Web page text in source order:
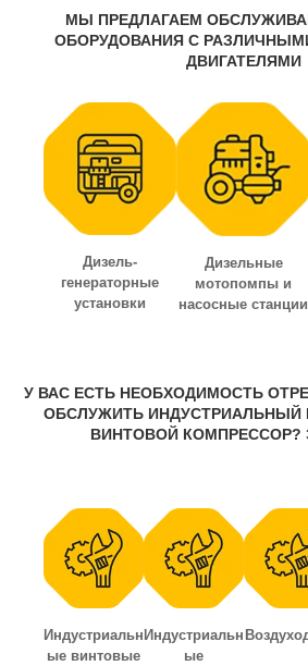
МЫ ПРЕДЛАГАЕМ
ОБОРУДОВАНИЯ С
ДВИГАТЕЛЯМИ
Дизель-
генераторные
установки
Дизельные
мотопомпы и
насосные станции
У ВАС ЕСТЬ НЕОБХОДИМОСТЬ
ОБСЛУЖИТЬ ИНДУСТРИАЛЬНЫЙ
ВИНТОВОЙ КОМПРЕССОР?
Индустриальн
ые винтовые
Индустриальн
ые